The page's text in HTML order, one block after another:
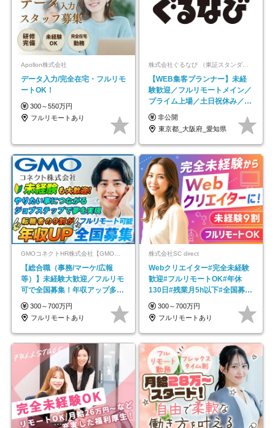
Apollon株式会社
データ入力/完全在宅・フルリモ
ートOK！
300～550万円
フルリモートあり
株式会社ぐるなび （東証スタンダード上場）
【WEB集客プランナー】未経
験歓迎／フルリモートメイン／
プライム上場／土日祝休み／東
京・大阪・名古屋
非公開
東京都_大阪府_愛知県
GMOコネクトHR株式会社【GMOインターネットグループ】
【総合職（事務/マーケ/広報
等）】未経験大歓迎／フルリモ
可で全国募集！年収アップ多数
★年休最大130日★
300～700万円
フルリモートあり
株式会社SC direct
Webクリエイター#完全未経験
歓迎#フルリモートOK#年休
130日#残業月5h以下#全国募集
#最大1年の研修
300～700万円
フルリモートあり